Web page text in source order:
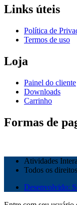
Links úteis
Política de
Termos de uso
Loja
Painel do cliente
Downloads
Carrinho
Formas de
Atividades
Todos os
Desenvolvido: